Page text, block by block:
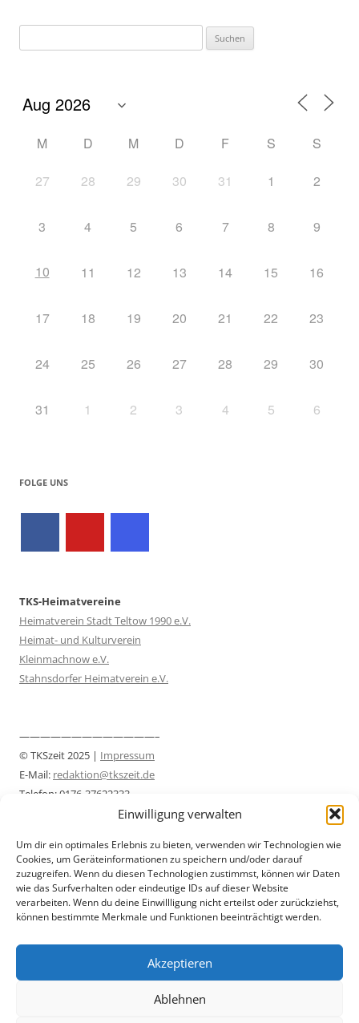
Einwilligung verwalten
Um dir ein optimales Erlebnis zu bieten, verwenden wir Technologien wie
Cookies, um Geräteinformationen zu speichern und/oder darauf
zuzugreifen. Wenn du diesen Technologien zustimmst, können wir Daten
wie das Surfverhalten oder eindeutige IDs auf dieser Website
verarbeiten. Wenn du deine Einwillligung nicht erteilst oder zurückziehst,
können bestimmte Merkmale und Funktionen beeinträchtigt werden.
Akzeptieren
Ablehnen
nach:
M D M D F S S
27 28 29 30 31 1 2
3 4 5 6 7 8 9
10 11 12 13 14 15 16
17 18 19 20 21 22 23
24 25 26 27 28 29 30
31 1 2 3 4 5 6
FOLGE UNS
TKS-Heimatvereine
Heimatverein Stadt Teltow 1990 e.V.
Heimat- und Kulturverein
Kleinmachnow e.V.
Stahnsdorfer Heimatverein e.V.
—————————————–
© TKSzeit 2025 | Impressum
E-Mail: redaktion@tkszeit.de
Telefon: 0176-37622333
Datenschutzerklärung